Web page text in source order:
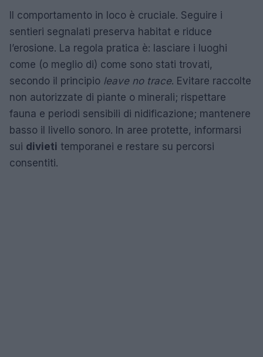
Il comportamento in loco è cruciale. Seguire i
sentieri segnalati preserva habitat e riduce
l’erosione. La regola pratica è: lasciare i luoghi
come (o meglio di) come sono stati trovati,
secondo il principio leave no trace. Evitare raccolte
non autorizzate di piante o minerali; rispettare
fauna e periodi sensibili di nidificazione; mantenere
basso il livello sonoro. In aree protette, informarsi
sui divieti temporanei e restare su percorsi
consentiti.